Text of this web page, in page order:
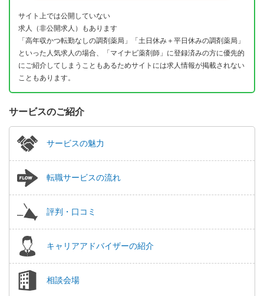
サイト上では公開していない
求人（非公開求人）もあります
「高年収かつ転勤なしの調剤薬局」「土日休み＋平日休みの調剤薬局」
といった人気求人の場合、「マイナビ薬剤師」に登録済みの方に優先的
にご紹介してしまうこともあるためサイトには求人情報が掲載されない
こともあります。
サービスのご紹介
サービスの魅力
転職サービスの流れ
評判・口コミ
キャリアアドバイザーの紹介
相談会場